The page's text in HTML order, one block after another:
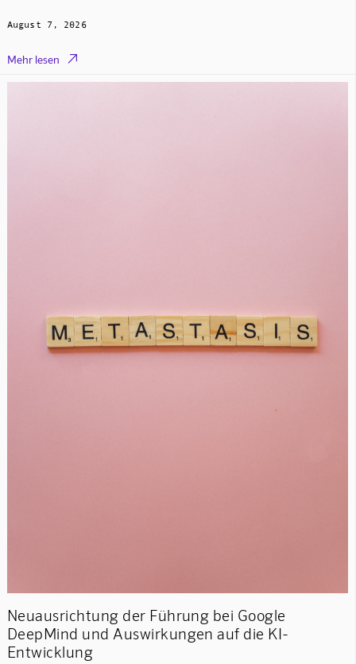
August 7, 2026
Mehr lesen 
Neuausrichtung der Führung bei Google
DeepMind und Auswirkungen auf die KI-
Entwicklung